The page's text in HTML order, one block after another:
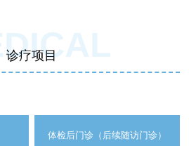
诊疗项目
体检后门诊（后续随访门诊）